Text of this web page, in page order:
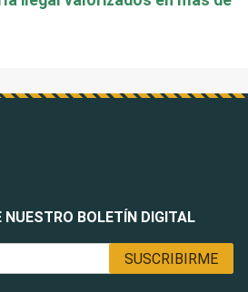
NUESTRO BOLETÍN DIGITAL